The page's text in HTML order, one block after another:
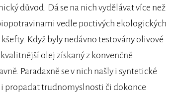
důvod. Dá se na nich vydělávat více než
vedle poctivých ekologických
Když byly nedávno testovány olivové
olej získaný z konvenčně
Paradaxně se v nich našly i syntetické
propadat trudnomyslnosti či dokonce